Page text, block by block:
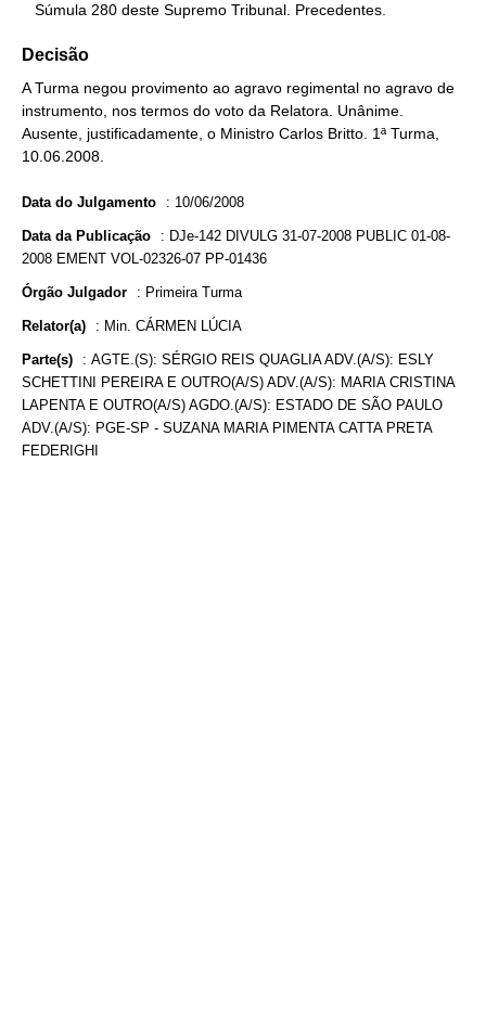
   Súmula 280 deste Supremo Tribunal. Precedentes.
Decisão
A Turma negou provimento ao agravo regimental no agravo de
instrumento, nos termos do voto da Relatora. Unânime.
Ausente, justificadamente, o Ministro Carlos Britto. 1ª Turma,
10.06.2008.
Data do Julgamento : 10/06/2008
Data da Publicação : DJe-142 DIVULG 31-07-2008 PUBLIC 01-08-
2008 EMENT VOL-02326-07 PP-01436
Órgão Julgador : Primeira Turma
Relator(a) : Min. CÁRMEN LÚCIA
Parte(s) : AGTE.(S): SÉRGIO REIS QUAGLIA ADV.(A/S): ESLY
SCHETTINI PEREIRA E OUTRO(A/S) ADV.(A/S): MARIA CRISTINA
LAPENTA E OUTRO(A/S) AGDO.(A/S): ESTADO DE SÃO PAULO
ADV.(A/S): PGE-SP - SUZANA MARIA PIMENTA CATTA PRETA
FEDERIGHI